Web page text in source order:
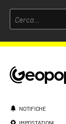
NOTIFICHE
IMPOSTAZIONI